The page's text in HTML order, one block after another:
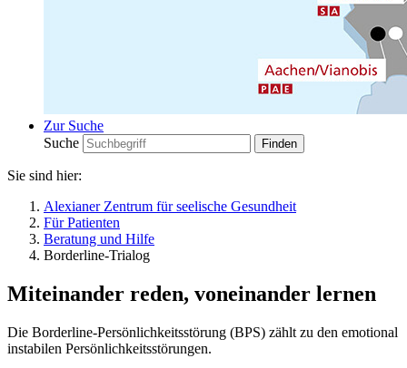
Zur Suche
Suche
Sie sind hier:
Alexianer Zentrum für seelische Gesundheit
Für Patienten
Beratung und Hilfe
Borderline-Trialog
Miteinander reden, voneinander lernen
Die Borderline-Persönlichkeitsstörung (BPS) zählt zu den emotional
instabilen Persönlichkeitsstörungen.